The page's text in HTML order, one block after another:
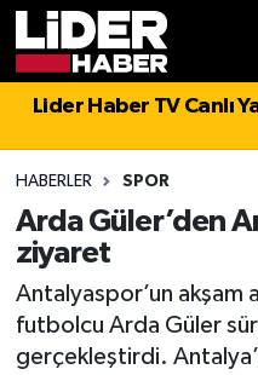
Lider Haber TV Canlı
HABERLER SPOR
Arda Güler’den
ziyaret
Antalyaspor’un akşam
futbolcu Arda Güler
gerçekleştirdi.
Politika
Asayiş
Magazin
Hava Durumu
İstanbul Namaz
Süper Lig Puan